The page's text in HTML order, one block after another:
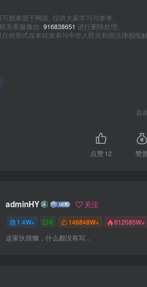
能来源于网络, 仅供大家学习与参考,
系客服微信: 916838651 进行删除处理。
何形式在本站发表与中华人民共和国法律相抵
喜
点赞12 赞
adminHY 关注
1.4W+ 0 146848W+ 612085W+
这家伙很懒，什么都没有写...